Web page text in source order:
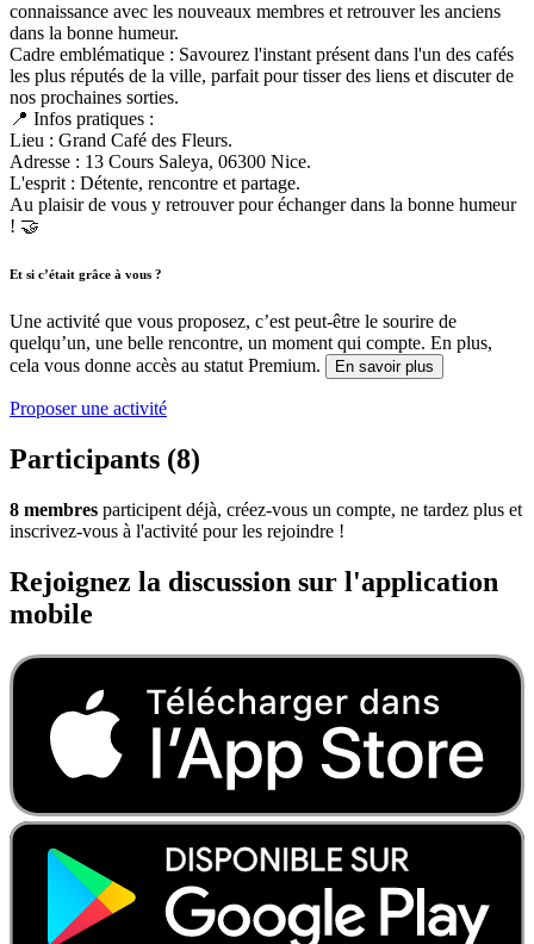
connaissance avec les nouveaux membres et retrouver les anciens
dans la bonne humeur.
Cadre emblématique : Savourez l'instant présent dans l'un des cafés
les plus réputés de la ville, parfait pour tisser des liens et discuter de
nos prochaines sorties.
📍 Infos pratiques :
Lieu : Grand Café des Fleurs.
Adresse : 13 Cours Saleya, 06300 Nice.
L'esprit : Détente, rencontre et partage.
Au plaisir de vous y retrouver pour échanger dans la bonne humeur
! 🤝
Et si c’était grâce à vous ?
Une activité que vous proposez, c’est peut-être le sourire de
quelqu’un, une belle rencontre, un moment qui compte. En plus,
cela vous donne accès au statut Premium.
En savoir plus
Proposer une activité
Participants (8)
8 membres participent déjà, créez-vous un compte, ne tardez plus et
inscrivez-vous à l'activité pour les rejoindre !
Rejoignez la discussion sur l'application
mobile